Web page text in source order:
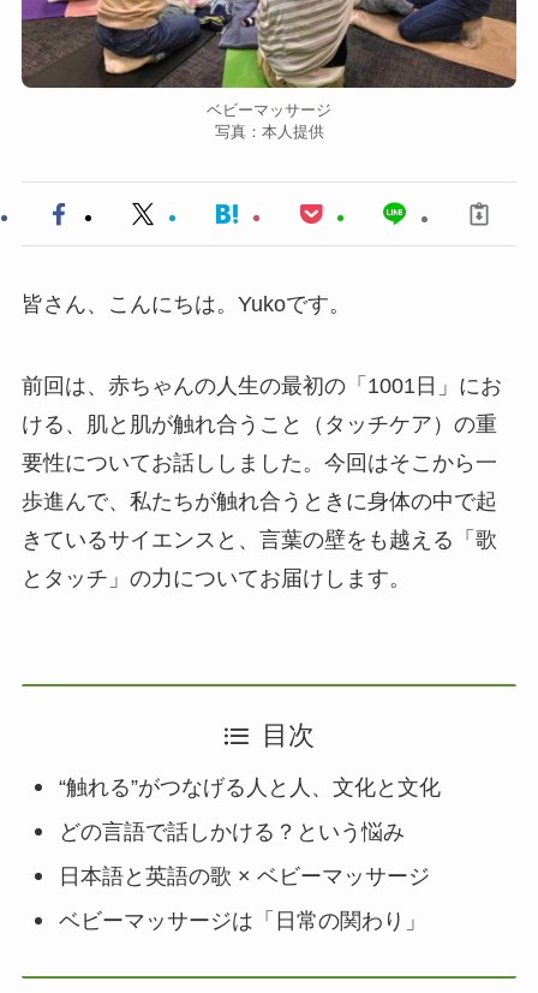
ベビーマッサージ
写真：本人提供
皆さん、こんにちは。Yukoです。
前回は、赤ちゃんの人生の最初の「1001日」にお
ける、肌と肌が触れ合うこと（タッチケア）の重
要性についてお話ししました。今回はそこから一
歩進んで、私たちが触れ合うときに身体の中で起
きているサイエンスと、言葉の壁をも越える「歌
とタッチ」の力についてお届けします。
目次
“触れる”がつなげる人と人、文化と文化
どの言語で話しかける？という悩み
日本語と英語の歌 × ベビーマッサージ
ベビーマッサージは「日常の関わり」